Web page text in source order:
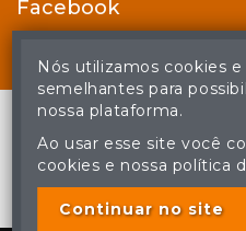
Facebook
© Casa de Leilões -
A cópia ou reprodução não
poderá acarretar em
Nós utilizamos cookies
semelhantes para
nossa plataforma.
Ao usar esse site você
cookies e nossa política
Continuar no site